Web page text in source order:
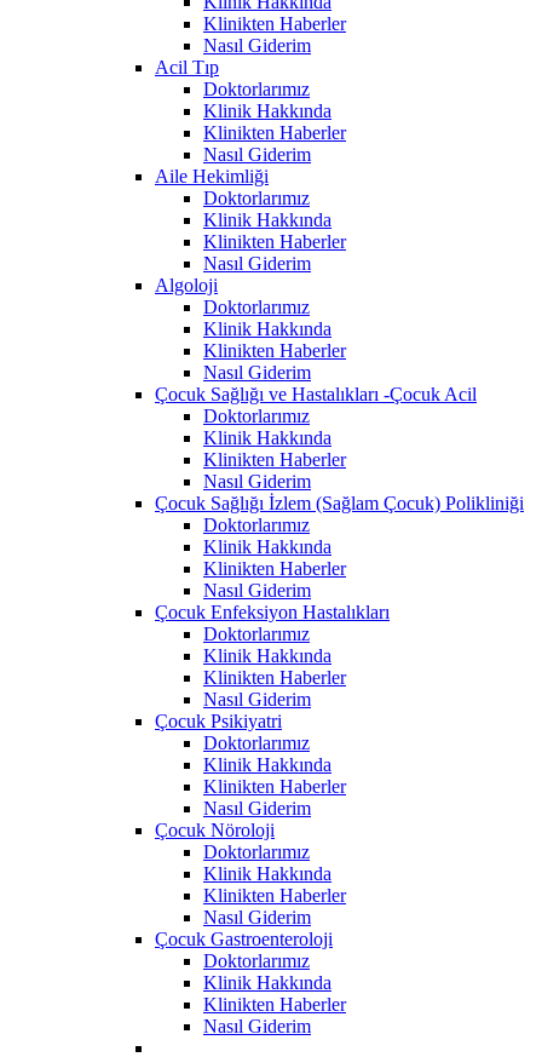
Klinikten Haberler
Nasıl Giderim
Acil Tıp
Doktorlarımız
Klinik Hakkında
Klinikten Haberler
Nasıl Giderim
Aile Hekimliği
Doktorlarımız
Klinik Hakkında
Klinikten Haberler
Nasıl Giderim
Algoloji
Doktorlarımız
Klinik Hakkında
Klinikten Haberler
Nasıl Giderim
Çocuk Sağlığı ve Hastalıkları -Çocuk Acil
Doktorlarımız
Klinik Hakkında
Klinikten Haberler
Nasıl Giderim
Çocuk Sağlığı İzlem (Sağlam Çocuk) Polikliniği
Doktorlarımız
Klinik Hakkında
Klinikten Haberler
Nasıl Giderim
Çocuk Enfeksiyon Hastalıkları
Doktorlarımız
Klinik Hakkında
Klinikten Haberler
Nasıl Giderim
Çocuk Psikiyatri
Doktorlarımız
Klinik Hakkında
Klinikten Haberler
Nasıl Giderim
Çocuk Nöroloji
Doktorlarımız
Klinik Hakkında
Klinikten Haberler
Nasıl Giderim
Çocuk Gastroenteroloji
Doktorlarımız
Klinik Hakkında
Klinikten Haberler
Nasıl Giderim